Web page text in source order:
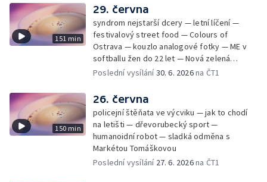
151 min
29. června
syndrom nejstarší dcery — letní líčení —
festivalový street food — Colours of
Ostrava — kouzlo analogové fotky — ME v
softballu žen do 22 let — Nová zelená
úsporám — Global Teacher Prize Czech
Poslední vysílání30. 6. 2026na ČT1
150 min
26. června
policejní štěňata ve výcviku — jak to chodí
na letišti — dřevorubecký sport —
humanoidní robot — sladká odměna s
Markétou Tomáškovou
Poslední vysílání 27. 6. 2026na ČT1